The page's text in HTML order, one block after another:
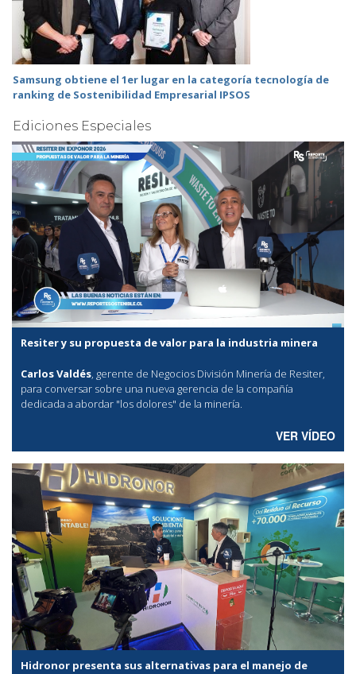
Samsung obtiene el 1er lugar en la categoría tecnología de
ranking de Sostenibilidad Empresarial IPSOS
Ediciones Especiales
Resiter y su propuesta de valor para la industria minera
Carlos Valdés, gerente de Negocios División Minería de Resiter,
para conversar sobre una nueva gerencia de la compañía
dedicada a abordar "los dolores" de la minería.
VER VÍDEO
Hidronor presenta sus alternativas para el manejo de